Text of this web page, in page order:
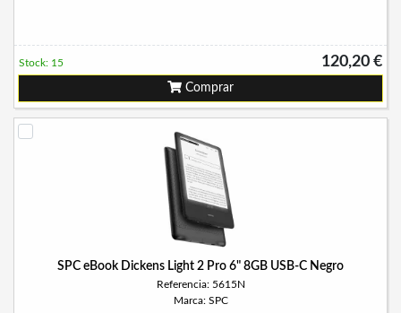
120,20 €
Stock: 15
Comprar
SPC eBook Dickens Light 2 Pro 6" 8GB USB-C Negro
Referencia: 5615N
Marca: SPC